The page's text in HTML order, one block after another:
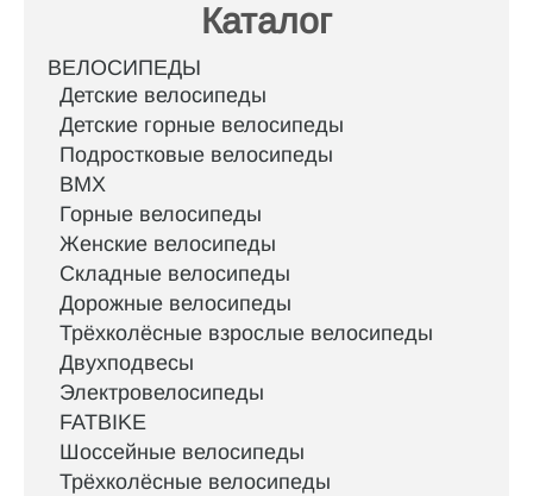
Каталог
ВЕЛОСИПЕДЫ
Детские велосипеды
Детские горные велосипеды
Подростковые велосипеды
BMX
Горные велосипеды
Женские велосипеды
Складные велосипеды
Дорожные велосипеды
Трёхколёсные взрослые велосипеды
Двухподвесы
Электровелосипеды
FATBIKE
Шоссейные велосипеды
Трёхколёсные велосипеды